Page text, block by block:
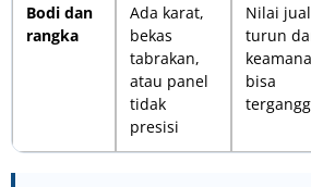
Bodi dan
rangka
Ada karat,
bekas
tabrakan,
atau panel
tidak
presisi
Nilai jual
turun
bisa